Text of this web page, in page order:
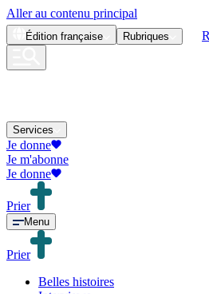
Aller au contenu principal
Édition française Rubriques
Services
Je donne
Je m'abonne
Je donne
Prier
Menu
Prier
Belles histoires